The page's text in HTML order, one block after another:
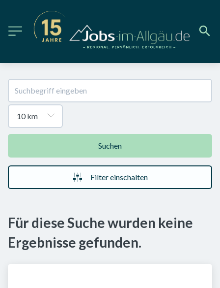
Suchen
Filter einschalten
Für diese Suche wurden keine
Ergebnisse gefunden.